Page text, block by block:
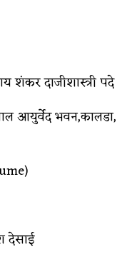
शंकर दाजीशास्त्री पदे
आयुर्वेद भवन,कालडा,
देसाई